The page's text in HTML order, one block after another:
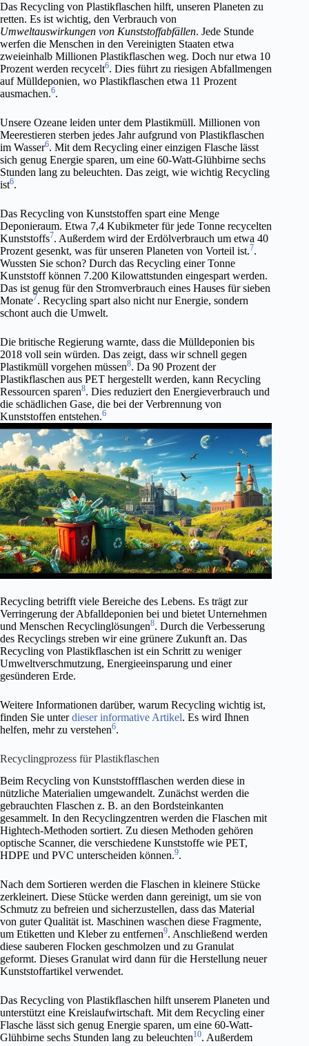
Das Recycling von Plastikflaschen hilft, unseren Planeten zu
retten. Es ist wichtig, den Verbrauch von
Umweltauswirkungen von Kunststoffabfällen. Jede Stunde
werfen die Menschen in den Vereinigten Staaten etwa
zweieinhalb Millionen Plastikflaschen weg. Doch nur etwa 10
Prozent werden recycelt6. Dies führt zu riesigen Abfallmengen
auf Mülldeponien, wo Plastikflaschen etwa 11 Prozent
ausmachen.6.
Unsere Ozeane leiden unter dem Plastikmüll. Millionen von
Meerestieren sterben jedes Jahr aufgrund von Plastikflaschen
im Wasser6. Mit dem Recycling einer einzigen Flasche lässt
sich genug Energie sparen, um eine 60-Watt-Glühbirne sechs
Stunden lang zu beleuchten. Das zeigt, wie wichtig Recycling
ist6.
Das Recycling von Kunststoffen spart eine Menge
Deponieraum. Etwa 7,4 Kubikmeter für jede Tonne recycelten
Kunststoffs7. Außerdem wird der Erdölverbrauch um etwa 40
Prozent gesenkt, was für unseren Planeten von Vorteil ist.7.
Wussten Sie schon? Durch das Recycling einer Tonne
Kunststoff können 7.200 Kilowattstunden eingespart werden.
Das ist genug für den Stromverbrauch eines Hauses für sieben
Monate7. Recycling spart also nicht nur Energie, sondern
schont auch die Umwelt.
Die britische Regierung warnte, dass die Mülldeponien bis
2018 voll sein würden. Das zeigt, dass wir schnell gegen
Plastikmüll vorgehen müssen8. Da 90 Prozent der
Plastikflaschen aus PET hergestellt werden, kann Recycling
Ressourcen sparen8. Dies reduziert den Energieverbrauch und
die schädlichen Gase, die bei der Verbrennung von
Kunststoffen entstehen.6
Recycling betrifft viele Bereiche des Lebens. Es trägt zur
Verringerung der Abfalldeponien bei und bietet Unternehmen
und Menschen Recyclinglösungen8. Durch die Verbesserung
des Recyclings streben wir eine grünere Zukunft an. Das
Recycling von Plastikflaschen ist ein Schritt zu weniger
Umweltverschmutzung, Energieeinsparung und einer
gesünderen Erde.
Weitere Informationen darüber, warum Recycling wichtig ist,
finden Sie unterdieser informative Artikel. Es wird Ihnen
helfen, mehr zu verstehen6.
Recyclingprozess für Plastikflaschen
Beim Recycling von Kunststoffflaschen werden diese in
nützliche Materialien umgewandelt. Zunächst werden die
gebrauchten Flaschen z. B. an den Bordsteinkanten
gesammelt. In den Recyclingzentren werden die Flaschen mit
Hightech-Methoden sortiert. Zu diesen Methoden gehören
optische Scanner, die verschiedene Kunststoffe wie PET,
HDPE und PVC unterscheiden können.9.
Nach dem Sortieren werden die Flaschen in kleinere Stücke
zerkleinert. Diese Stücke werden dann gereinigt, um sie von
Schmutz zu befreien und sicherzustellen, dass das Material
von guter Qualität ist. Maschinen waschen diese Fragmente,
um Etiketten und Kleber zu entfernen9. Anschließend werden
diese sauberen Flocken geschmolzen und zu Granulat
geformt. Dieses Granulat wird dann für die Herstellung neuer
Kunststoffartikel verwendet.
Das Recycling von Plastikflaschen hilft unserem Planeten und
unterstützt eine Kreislaufwirtschaft. Mit dem Recycling einer
Flasche lässt sich genug Energie sparen, um eine 60-Watt-
Glühbirne sechs Stunden lang zu beleuchten10. Außerdem